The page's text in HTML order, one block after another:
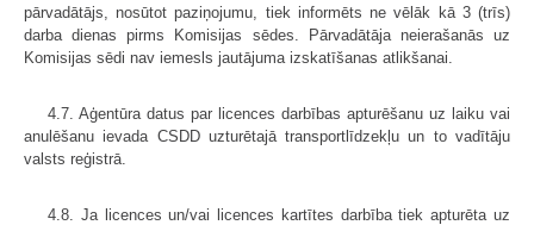
pārvadātājs, nosūtot paziņojumu, tiek informēts ne vēlāk kā 3 (trīs)
darba dienas pirms Komisijas sēdes. Pārvadātāja neierašanās uz
Komisijas sēdi nav iemesls jautājuma izskatīšanas atlikšanai.
4.7. Aģentūra datus par licences darbības apturēšanu uz laiku vai
anulēšanu ievada CSDD uzturētajā transportlīdzekļu un to vadītāju
valsts reģistrā.
4.8. Ja licences un/vai licences kartītes darbība tiek apturēta uz